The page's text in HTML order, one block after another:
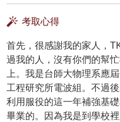
考取心得
首先，很感謝我的家人，
過我的人，沒有你們的幫
上。我是台師大物理系應
工程研究所電波組。不過
利用服役的這一年補強基
畢業的。因為我是到學校